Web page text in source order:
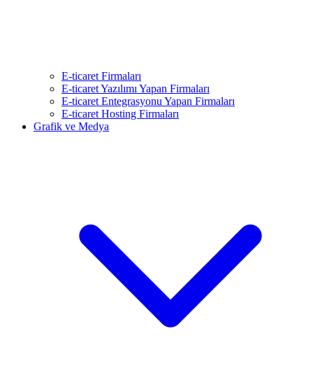
E-ticaret Firmaları
E-ticaret Yazılımı Yapan Firmaları
E-ticaret Entegrasyonu Yapan Firmaları
E-ticaret Hosting Firmaları
Grafik ve Medya